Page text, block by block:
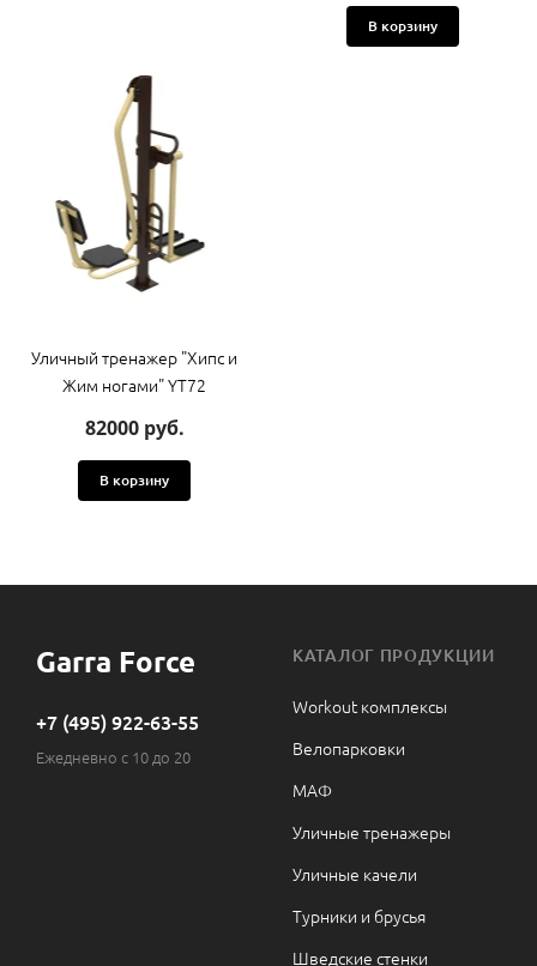
В корзину
Уличный тренажер "Хипс и
Жим ногами" YT72
82000 руб.
В корзину
Garra Force
+7 (495) 922-63-55
Ежедневно с 10 до 20
КАТАЛОГ ПРОДУКЦИИ
Workout комплексы
Велопарковки
МАФ
Уличные тренажеры
Уличные качели
Турники и брусья
Шведские стенки